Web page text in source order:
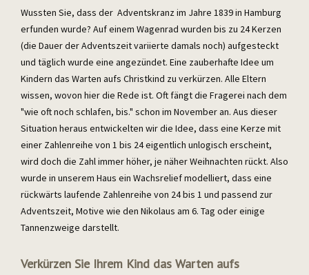
Wussten Sie, dass der Adventskranz im Jahre 1839 in Hamburg
erfunden wurde? Auf einem Wagenrad wurden bis zu 24 Kerzen
(die Dauer der Adventszeit variierte damals noch) aufgesteckt
und täglich wurde eine angezündet. Eine zauberhafte Idee um
Kindern das Warten aufs Christkind zu verkürzen. Alle Eltern
wissen, wovon hier die Rede ist. Oft fängt die Fragerei nach dem
"wie oft noch schlafen, bis." schon im November an. Aus dieser
Situation heraus entwickelten wir die Idee, dass eine Kerze mit
einer Zahlenreihe von 1 bis 24 eigentlich unlogisch erscheint,
wird doch die Zahl immer höher, je näher Weihnachten rückt. Also
wurde in unserem Haus ein Wachsrelief modelliert, dass eine
rückwärts laufende Zahlenreihe von 24 bis 1 und passend zur
Adventszeit, Motive wie den Nikolaus am 6. Tag oder einige
Tannenzweige darstellt.
Verkürzen Sie Ihrem Kind das Warten aufs